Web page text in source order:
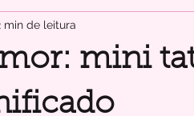
mini
min de leitura